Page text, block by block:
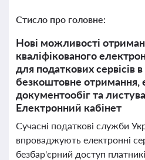
Стисло про головне:
Нові можливості
кваліфікованого
для податкових сервісів в
безкоштовне отримання,
документообіг та
Електронний кабінет
Сучасні податкові служби
впроваджують електронні
безбар'єрний доступ